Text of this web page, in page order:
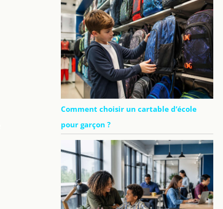
Comment choisir un cartable d’école
pour garçon ?